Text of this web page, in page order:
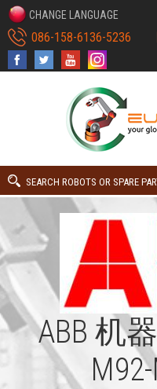
CHANGE LANGUAGE
086-158-6136-5236
SEARCH ROBOTS OR SPARE
ABB 机